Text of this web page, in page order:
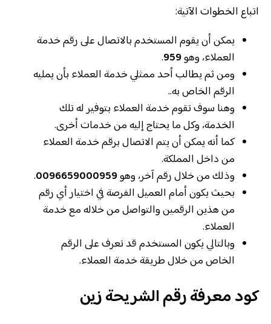
اتباع الخطوات الآتية:
يمكن أن يقوم المستخدم بالاتصال على رقم خدمة
العملاء، وهو959
.
ومن ثم يطالب أحد ممثلي خدمة العملاء بأن يمليه
الرقم الخاص به..
وهنا سوف تقوم خدمة العملاء بتوفير له تلك
الخدمة، وكل ما يحتاج إليه من خدمات أخرى.
كما أنه يمكن أن يتم الاتصال برقم خدمة العملاء
من داخل المملكة.
وذلك من خلال رقم آخر، وهو0096659000959
.
بحيث يكون أمام العميل الفرصة في اختيار أي رقم
من هذين الرقمين والتواصل من خلاله مع خدمة
العملاء.
وبالتالي يكون المستخدم قد تعرف على الرقم
الخاص من خلال طريقة خدمة العملاء.
كود معرفة رقم الشريحة زين